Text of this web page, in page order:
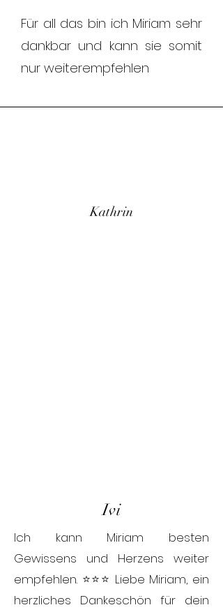
Für all das bin ich Miriam sehr
dankbar und kann sie somit
nur weiterempfehlen
Kathrin
Ivi
Ich kann Miriam besten
Gewissens und Herzens weiter
empfehlen. ⭐⭐⭐ Liebe Miriam, ein
herzliches Dankeschön für dein